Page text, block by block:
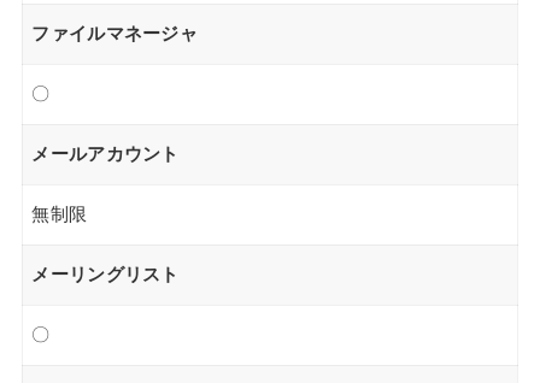
ファイルマネージャ
〇
メールアカウント
無制限
メーリングリスト
〇